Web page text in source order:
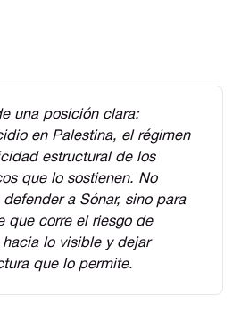
una posición clara:
en Palestina, el régimen
estructural de los
que lo sostienen. No
a Sónar, sino para
que corre el riesgo de
lo visible y dejar
que lo permite.